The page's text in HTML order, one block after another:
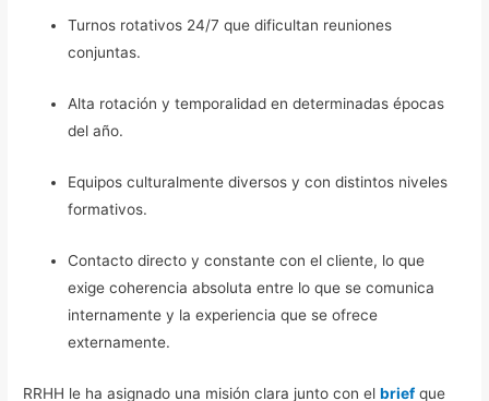
Turnos rotativos 24/7 que dificultan reuniones
conjuntas.
Alta rotación y temporalidad en determinadas épocas
del año.
Equipos culturalmente diversos y con distintos niveles
formativos.
Contacto directo y constante con el cliente, lo que
exige coherencia absoluta entre lo que se comunica
internamente y la experiencia que se ofrece
externamente.
RRHH le ha asignado una misión clara junto con el brief que